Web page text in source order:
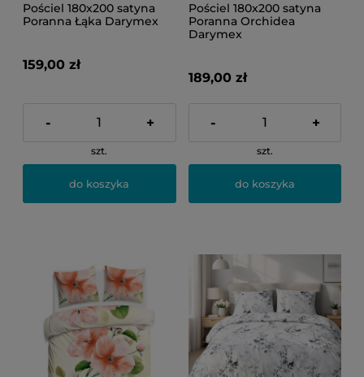
Pościel 180x200 satyna
Poranna Łąka Darymex
159,00 zł
- +
szt.
do koszyka
Pościel 180x200 satyna
Poranna Orchidea
Darymex
189,00 zł
- +
szt.
do koszyka